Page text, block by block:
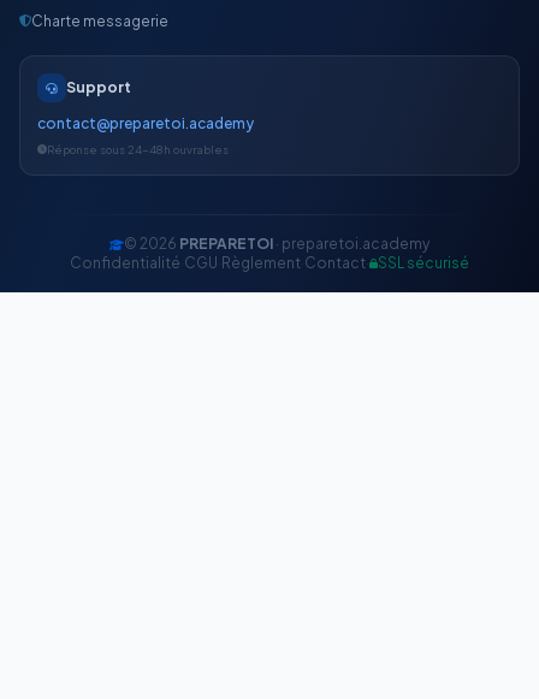
Charte messagerie
Support
contact@preparetoi.academy
Réponse sous 24-48h ouvrables
© 2026 PREPARETOI · preparetoi.academy
Confidentialité CGU Règlement Contact SSL sécurisé